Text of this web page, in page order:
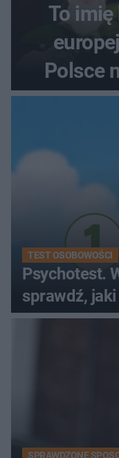
To
Polsce
TEST OSOBOWOŚCI
Psychotest.
sprawdź,
SPRAWDZONE